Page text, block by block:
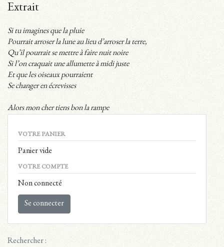
Extrait
Si tu imagines que la pluie
Pourrait arroser la lune au lieu d’arroser la terre,
Qu’il pourrait se mettre à faire nuit noire
Si l’on craquait une allumette à midi juste
Et que les oiseaux pourraient
Se changer en écrevisses
Alors mon cher tiens bon la rampe
VOTRE PANIER
Panier vide
VOTRE COMPTE
Non connecté
Se connecter
Rechercher :